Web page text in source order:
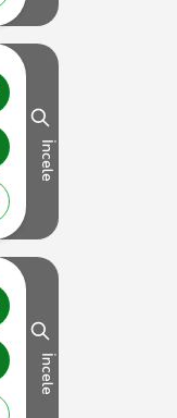
İncele
İncele